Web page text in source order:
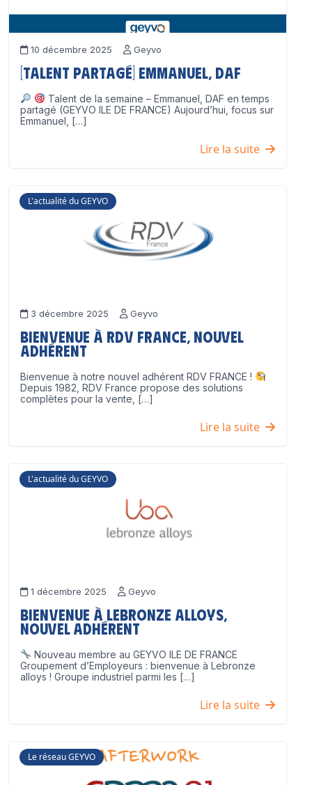
10 décembre 2025 Geyvo
[Talent partagé] Emmanuel, DAF
Talent de la semaine – Emmanuel, DAF en temps
partagé (GEYVO ILE DE FRANCE) Aujourd’hui, focus sur
Emmanuel, […]
Lire la suite
L'actualité du GEYVO
3 décembre 2025 Geyvo
Bienvenue à RDV France, nouvel
adhérent
Bienvenue à notre nouvel adhérent RDV FRANCE !
Depuis 1982, RDV France propose des solutions
complètes pour la vente, […]
Lire la suite
L'actualité du GEYVO
1 décembre 2025 Geyvo
Bienvenue à Lebronze Alloys,
nouvel adhérent
Nouveau membre au GEYVO ILE DE FRANCE
Groupement d’Employeurs : bienvenue à Lebronze
alloys ! Groupe industriel parmi les […]
Lire la suite
Le réseau GEYVO